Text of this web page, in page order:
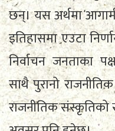
छन्। यस अर्थमा
इतिहासमा एउटा
निर्वाचन जनताका
साथै पुरानो
राजनीतिक संस्कृतिको